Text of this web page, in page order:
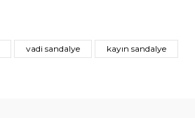
vadi sandalye
kayın sandalye